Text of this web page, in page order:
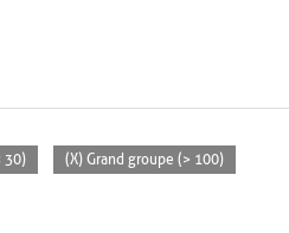
30) (X) Grand groupe (> 100)